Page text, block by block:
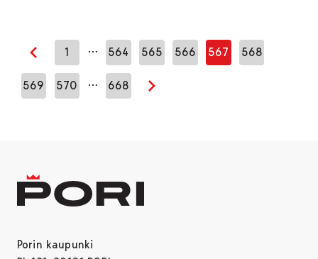
Edellinen sivu
1 … 564 565 566 567 568
569 570 … 668
Seuraava sivu
Porin kaupunki